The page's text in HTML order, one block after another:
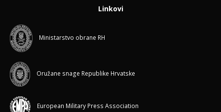
Linkovi
Ministarstvo obrane RH
Oružane snage Republike Hrvatske
European Military Press Association